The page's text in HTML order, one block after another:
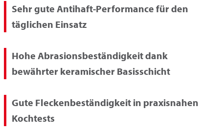
Sehr gute Antihaft-Performance für den
täglichen Einsatz
Hohe Abrasionsbeständigkeit dank
bewährter keramischer Basisschicht
Gute Fleckenbeständigkeit in praxisnahen
Kochtests